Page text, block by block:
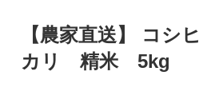
【農家直送】 コシヒ
カリ 精米 5kg